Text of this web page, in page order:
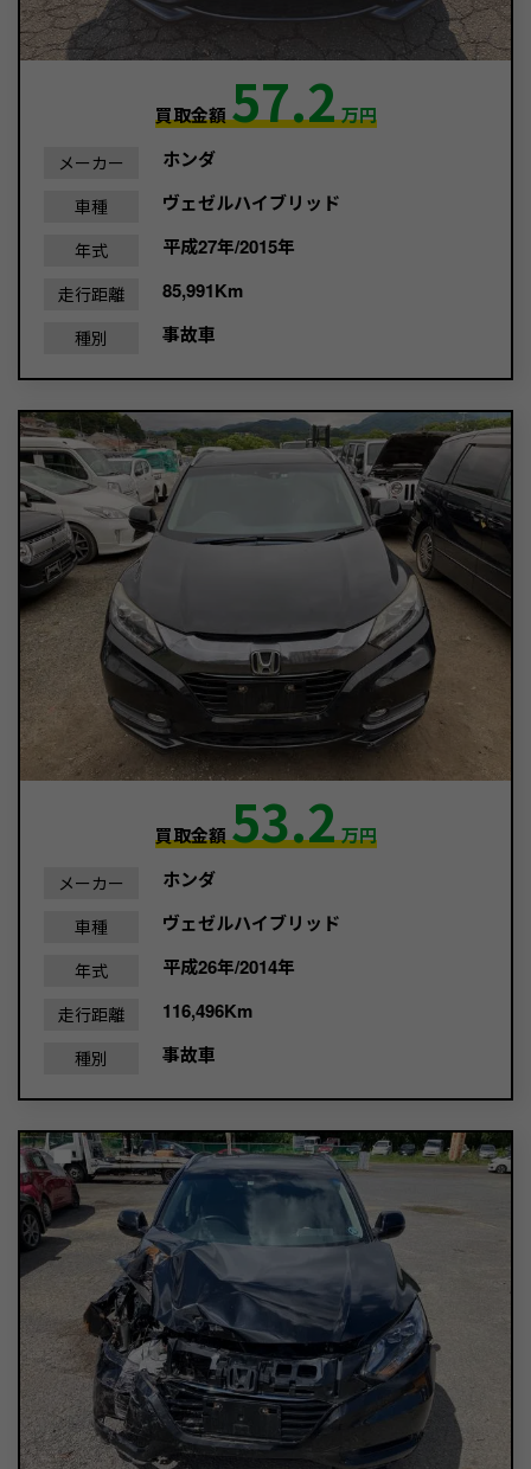
買取金額57.2万円
メーカー ホンダ
車種 ヴェゼルハイブリッド
年式 平成27年/2015年
走行距離 85,991Km
種別 事故車
買取金額53.2万円
メーカー ホンダ
車種 ヴェゼルハイブリッド
年式 平成26年/2014年
走行距離 116,496Km
種別 事故車